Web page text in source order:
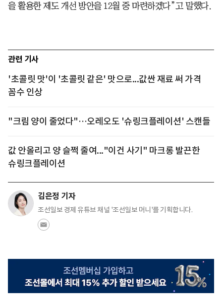
을 활용한 제도 개선 방안을 12월 중 마련하겠다”고 말했다.
관련 기사
'초콜릿 맛'이 '초콜릿 같은' 맛으로...값싼 재료 써 가격
꼼수 인상
"크림 양이 줄었다"…오레오도 '슈링크플레이션' 스캔들
값 안올리고 양 슬쩍 줄여..."이건 사기" 마크롱 발끈한
슈링크플레이션
김은정 기자
조선일보 경제 유튜브 채널 '조선일보 머니'를 기획합니다.